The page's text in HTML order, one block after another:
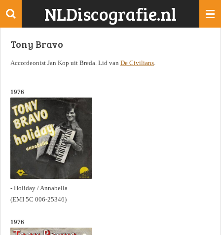
Ga
de
NLDiscografie.nl
Tony Bravo
Accordeonist Jan Kop uit Breda. Lid van De Civilians.
1976
- Holiday / Annabella
(EMI 5C 006-25346)
1976